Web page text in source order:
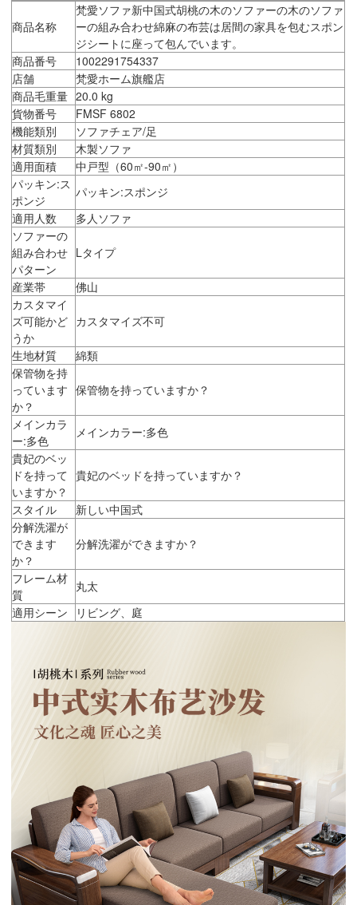
商品名称
梵愛ソファ新中国式胡桃の木のソファーの木のソファ
ーの組み合わせ綿麻の布芸は居間の家具を包むスポン
ジシートに座って包んでいます。
商品番号
1002291754337
店舗
梵愛ホーム旗艦店
商品毛重量 20.0 kg
貨物番号
FMSF 6802
機能類別
ソファチェア/足
材質類別
木製ソファ
適用面積
中戸型（60㎡-90㎡）
パッキン:ス
ポンジ
パッキン:スポンジ
適用人数
多人ソファ
ソファーの
組み合わせ
パターン
Lタイプ
産業帯
佛山
カスタマイ
ズ可能かど
うか
カスタマイズ不可
生地材質
綿類
保管物を持
っています
か？
保管物を持っていますか？
メインカラ
ー:多色
メインカラー:多色
貴妃のベッ
ドを持って
いますか？
貴妃のベッドを持っていますか？
スタイル
新しい中国式
分解洗濯が
できます
か？
分解洗濯ができますか？
フレーム材
質
丸太
適用シーン
リビング、庭